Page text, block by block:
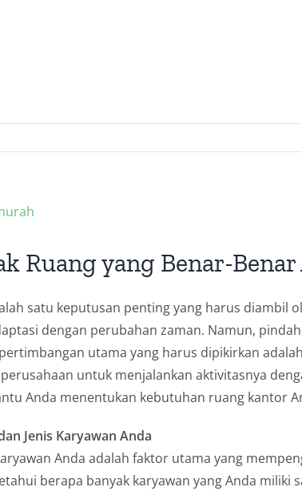
Ruang yang Benar-
satu keputusan penting yang harus diambil
dengan perubahan zaman. Namun,
utama yang harus dipikirkan
untuk menjalankan aktivitasnya
Anda menentukan kebutuhan ruang kantor
Jenis Karyawan Anda
Anda adalah faktor utama yang
berapa banyak karyawan yang Anda miliki